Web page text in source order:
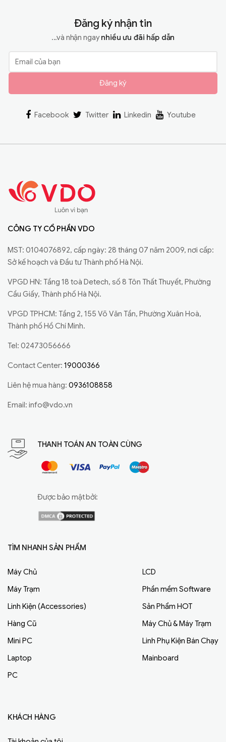
Đăng ký nhận tin
...và nhận ngaynhiều ưu đãi hấp dẫn
Đăng ký
Facebook Twitter Linkedin Youtube
CÔNG TY CỔ PHẦN VDO
MST: 0104076892, cấp ngày: 28 tháng 07 năm 2009, nơi cấp:
Sở kế hoạch và Đầu tư Thành phố Hà Nội.
VPGD HN: Tầng 18 toà Detech, số 8 Tôn Thất Thuyết, Phường
Cầu Giấy, Thành phố Hà Nội.
VPGD TPHCM: Tầng 2, 155 Võ Văn Tần, Phường Xuân Hoà,
Thành phố Hồ Chí Minh.
Tel: 02473056666
Contact Center: 19000366
Liên hệ mua hàng: 0936108858
Email: info@vdo.vn
THANH TOÁN AN TOÀN CÙNG
Được bảo mật bởi:
TÌM NHANH SẢN PHẨM
Máy Chủ
Máy Trạm
Linh Kiện (Accessories)
Hàng Cũ
Mini PC
Laptop
PC
LCD
Phần mềm Software
Sản Phẩm HOT
Máy Chủ & Máy Trạm
Linh Phụ Kiện Bán Chạy
Mainboard
KHÁCH HÀNG